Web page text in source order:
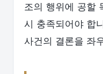
조의 행위에 공할
시 충족되어야 합
사건의 결론을 좌